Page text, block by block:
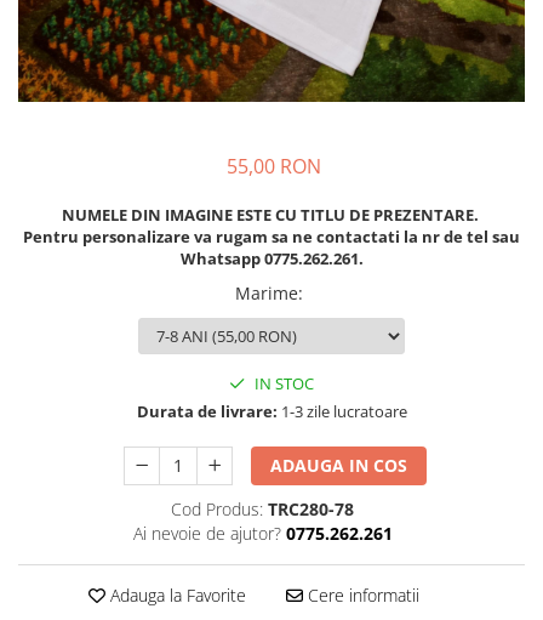
55,00 RON
NUMELE DIN IMAGINE ESTE CU TITLU DE PREZENTARE.
Pentru personalizare va rugam sa ne contactati la nr de tel sau
Whatsapp 0775.262.261.
Marime:
IN STOC
Durata de livrare: 1-3 zile lucratoare
ADAUGA IN COS
Cod Produs: TRC280-78
Ai nevoie de ajutor? 0775.262.261
Adauga la Favorite Cere informatii